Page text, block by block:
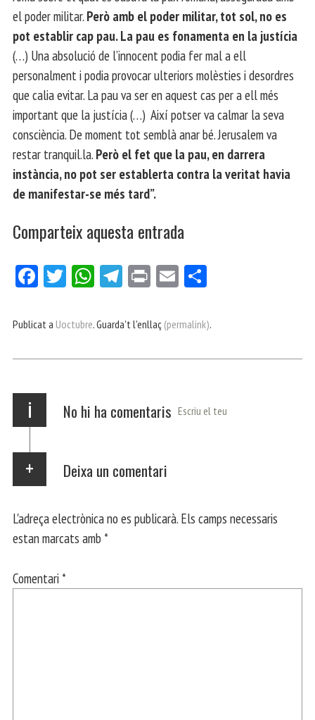
el poder militar. Però amb el poder militar, tot sol, no es
pot establir cap pau. La pau es fonamenta en la justícia
(…) Una absolució de l’innocent podia fer mal a ell
personalment i podia provocar ulteriors molèsties i desordres
que calia evitar. La pau va ser en aquest cas per a ell més
important que la justícia (…) Així potser va calmar la seva
consciència. De moment tot semblà anar bé. Jerusalem va
restar tranquil.la. Però el fet que la pau, en darrera
instància, no pot ser establerta contra la veritat havia
de manifestar-se més tard”.
Comparteix aquesta entrada
Fa
bo
Tw
er
W
ts
p
Te
gr
m
Pri E
ail pa
ei
Publicat a Uoctubre. Guarda't l'enllaç (permalink).
i No hi ha comentaris Escriu el teu
Deixa un comentari
L'adreça electrònica no es publicarà. Els camps necessaris
estan marcats amb *
Comentari *